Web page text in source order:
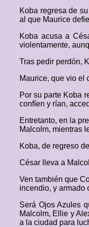
Koba regresa de
al que Maurice
Koba acusa a
violentamente,
Tras pedir perdón,
Maurice, que vio el
Por su parte Koba
confíen y rían,
Entretanto, en la
Malcolm, mientras
Koba, de regreso
César lleva a
Ven también que
incendio, y armado
Será Ojos Azules
Malcolm, Ellie y
a la ciudad para